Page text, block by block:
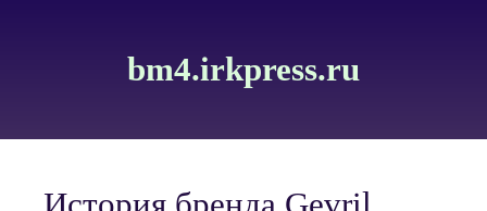
bm4.irkpress.ru